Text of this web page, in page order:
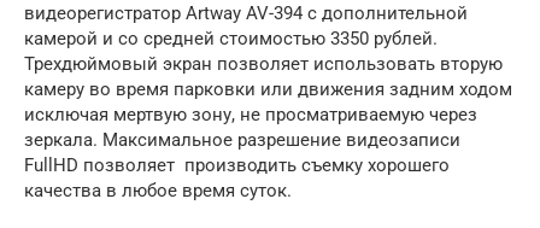
видеорегистратор Artway AV-394 с дополнительной
камерой и со средней стоимостью 3350 рублей.
Трехдюймовый экран позволяет использовать вторую
камеру во время парковки или движения задним ходом
исключая мертвую зону, не просматриваемую через
зеркала. Максимальное разрешение видеозаписи
FullHD позволяет производить съемку хорошего
качества в любое время суток.